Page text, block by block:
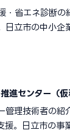
・省エネ診断の
日立市の中小企
進センター（仮
管理技術者の紹
援。日立市の事